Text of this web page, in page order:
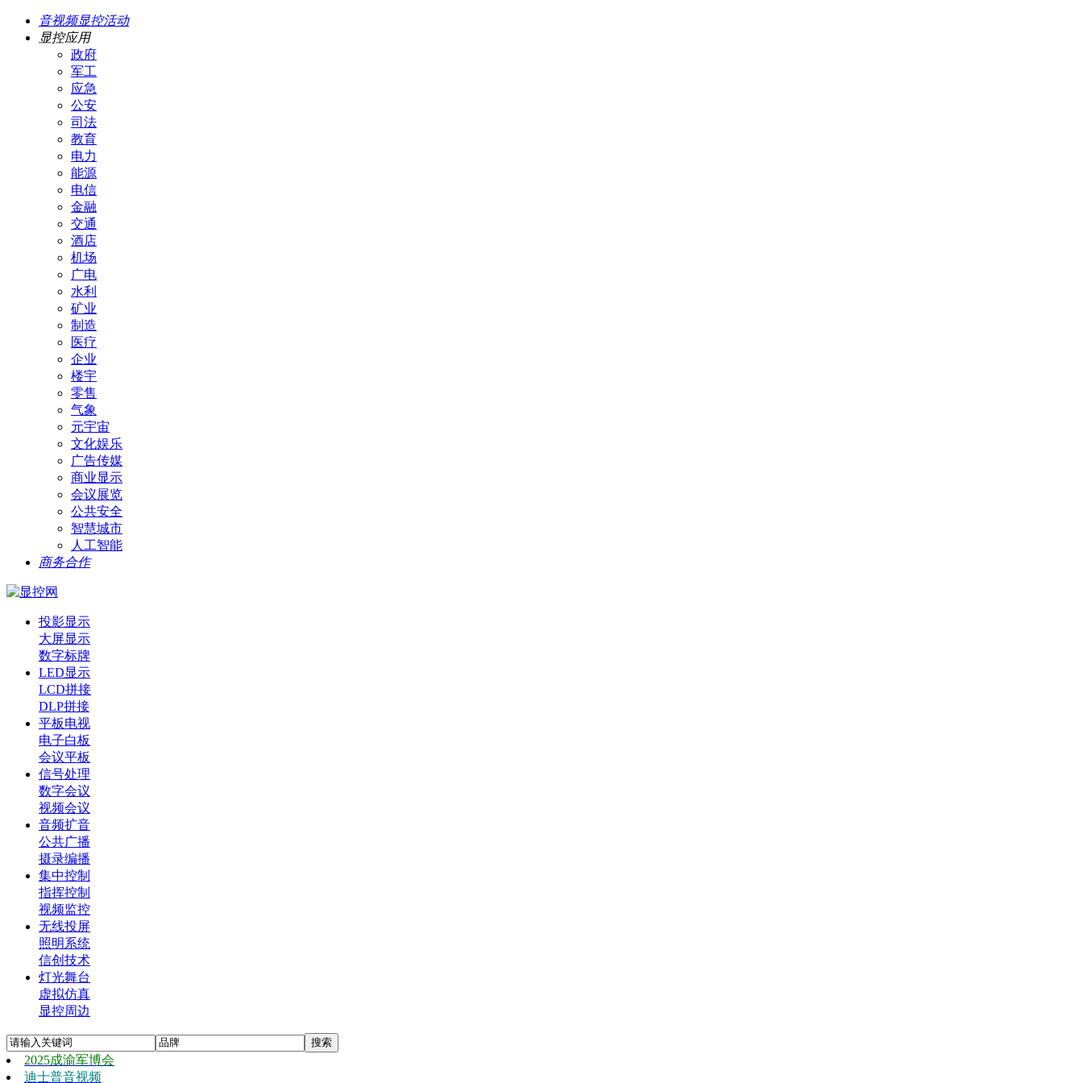
音视频显控活动
显控应用
政府
军工
应急
公安
司法
教育
电力
能源
电信
金融
交通
酒店
机场
广电
水利
矿业
制造
医疗
企业
楼宇
零售
气象
元宇宙
文化娱乐
广告传媒
商业显示
会议展览
公共安全
智慧城市
人工智能
商务合作
投影显示
大屏显示
数字标牌
LED显示
LCD拼接
DLP拼接
平板电视
电子白板
会议平板
信号处理
数字会议
视频会议
音频扩音
公共广播
摄录编播
集中控制
指挥控制
视频监控
无线投屏
照明系统
信创技术
灯光舞台
虚拟仿真
显控周边
2025成渝军博会
迪士普音视频